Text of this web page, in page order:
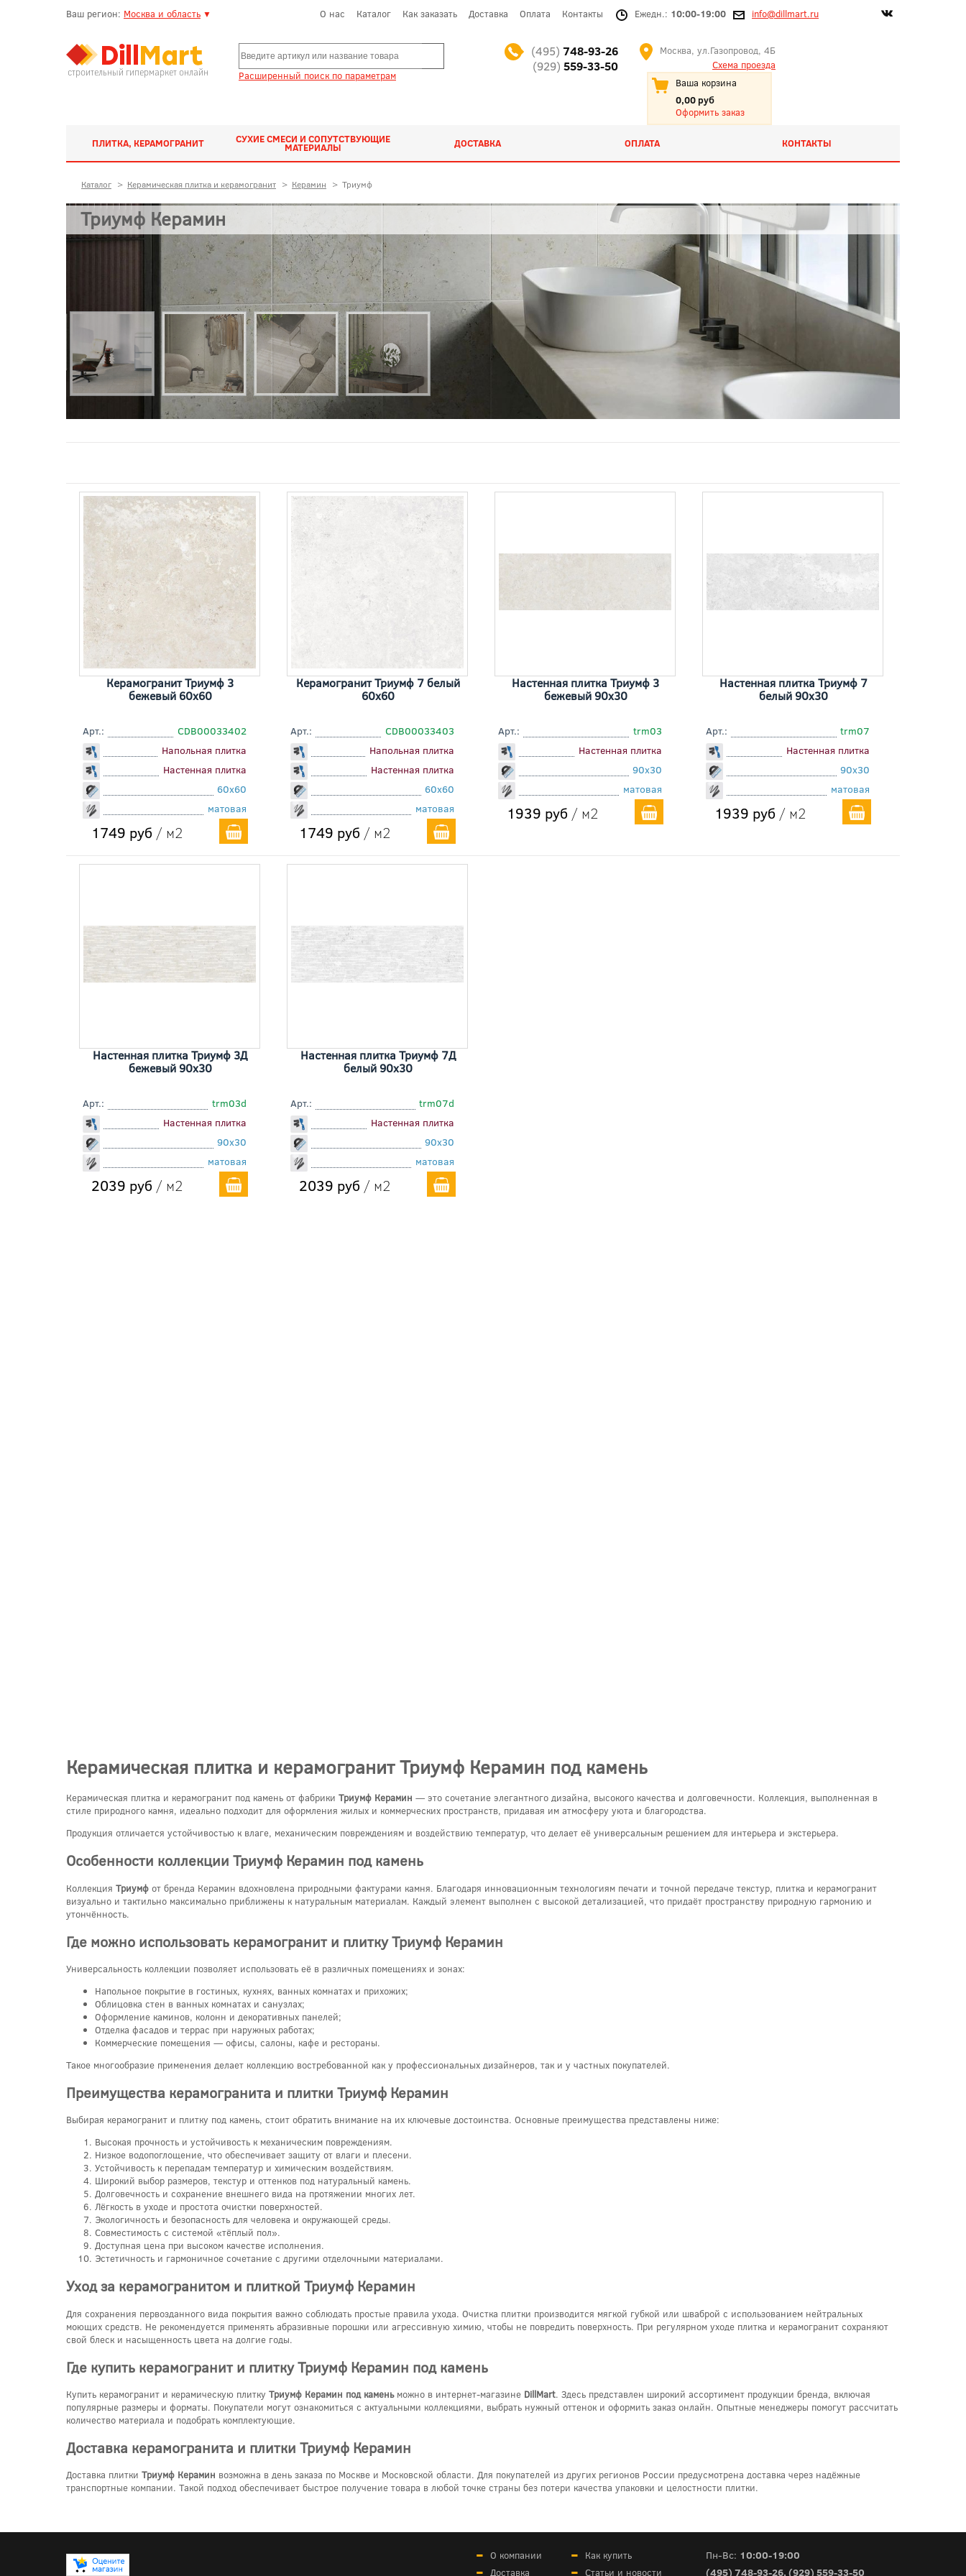
Ваш регион: Москва и область ▼ О нас Каталог Как заказать Доставка Оплата Контакты Ежедн.: 10:00-19:00 info@dillmart.ru
строительный гипермаркет онлайн Расширенный поиск по параметрам
(495) 748-93-26
(929) 559-33-50
Москва, ул.Газопровод, 4Б
Схема проезда
Ваша корзина
0,00 руб
Оформить заказ
ПЛИТКА, КЕРАМОГРАНИТ СУХИЕ СМЕСИ И СОПУТСТВУЮЩИЕ
МАТЕРИАЛЫ ДОСТАВКА ОПЛАТА КОНТАКТЫ
Каталог > Керамическая плитка и керамогранит > Керамин > Триумф
Триумф Керамин
Керамогранит Триумф 3
бежевый 60x60
Арт.:
CDB00033402
Напольная плитка
Настенная плитка
60x60
матовая
1749 руб / м2
Керамогранит Триумф 7 белый
60x60
Арт.:
CDB00033403
Напольная плитка
Настенная плитка
60x60
матовая
1749 руб / м2
Настенная плитка Триумф 3
бежевый 90x30
Арт.:
trm03
Настенная плитка
90x30
матовая
1939 руб / м2
Настенная плитка Триумф 7
белый 90x30
Арт.:
trm07
Настенная плитка
90x30
матовая
1939 руб / м2
Настенная плитка Триумф 3Д
бежевый 90x30
Арт.:
trm03d
Настенная плитка
90x30
матовая
2039 руб / м2
Настенная плитка Триумф 7Д
белый 90x30
Арт.:
trm07d
Настенная плитка
90x30
матовая
2039 руб / м2
Керамическая плитка и керамогранит Триумф Керамин под камень
Керамическая плитка и керамогранит под камень от фабрики Триумф Керамин — это сочетание элегантного дизайна, высокого качества и долговечности. Коллекция, выполненная в
стиле природного камня, идеально подходит для оформления жилых и коммерческих пространств, придавая им атмосферу уюта и благородства.
Продукция отличается устойчивостью к влаге, механическим повреждениям и воздействию температур, что делает её универсальным решением для интерьера и экстерьера.
Особенности коллекции Триумф Керамин под камень
Коллекция Триумф от бренда Керамин вдохновлена природными фактурами камня. Благодаря инновационным технологиям печати и точной передаче текстур, плитка и керамогранит
визуально и тактильно максимально приближены к натуральным материалам. Каждый элемент выполнен с высокой детализацией, что придаёт пространству природную гармонию и
утончённость.
Где можно использовать керамогранит и плитку Триумф Керамин
Универсальность коллекции позволяет использовать её в различных помещениях и зонах:
Напольное покрытие в гостиных, кухнях, ванных комнатах и прихожих;
Облицовка стен в ванных комнатах и санузлах;
Оформление каминов, колонн и декоративных панелей;
Отделка фасадов и террас при наружных работах;
Коммерческие помещения — офисы, салоны, кафе и рестораны.
Такое многообразие применения делает коллекцию востребованной как у профессиональных дизайнеров, так и у частных покупателей.
Преимущества керамогранита и плитки Триумф Керамин
Выбирая керамогранит и плитку под камень, стоит обратить внимание на их ключевые достоинства. Основные преимущества представлены ниже:
Высокая прочность и устойчивость к механическим повреждениям.
Низкое водопоглощение, что обеспечивает защиту от влаги и плесени.
Устойчивость к перепадам температур и химическим воздействиям.
Широкий выбор размеров, текстур и оттенков под натуральный камень.
Долговечность и сохранение внешнего вида на протяжении многих лет.
Лёгкость в уходе и простота очистки поверхностей.
Экологичность и безопасность для человека и окружающей среды.
Совместимость с системой «тёплый пол».
Доступная цена при высоком качестве исполнения.
Эстетичность и гармоничное сочетание с другими отделочными материалами.
Уход за керамогранитом и плиткой Триумф Керамин
Для сохранения первозданного вида покрытия важно соблюдать простые правила ухода. Очистка плитки производится мягкой губкой или шваброй с использованием нейтральных
моющих средств. Не рекомендуется применять абразивные порошки или агрессивную химию, чтобы не повредить поверхность. При регулярном уходе плитка и керамогранит сохраняют
свой блеск и насыщенность цвета на долгие годы.
Где купить керамогранит и плитку Триумф Керамин под камень
Купить керамогранит и керамическую плитку Триумф Керамин под каменьможно в интернет-магазине DillMart. Здесь представлен широкий ассортимент продукции бренда, включая
популярные размеры и форматы. Покупатели могут ознакомиться с актуальными коллекциями, выбрать нужный оттенок и оформить заказ онлайн. Опытные менеджеры помогут рассчитать
количество материала и подобрать комплектующие.
Доставка керамогранита и плитки Триумф Керамин
Доставка плитки Триумф Керамин возможна в день заказа по Москве и Московской области. Для покупателей из других регионов России предусмотрена доставка через надёжные
транспортные компании. Такой подход обеспечивает быстрое получение товара в любой точке страны без потери качества упаковки и целостности плитки.
О компании
Как купить
Доставка
Статьи и новости
Пн-Вс: 10:00-19:00
(495) 748-93-26, (929) 559-33-50